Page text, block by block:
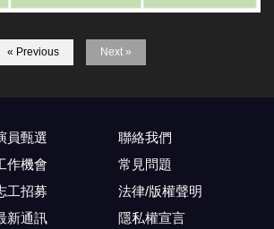
« Previous Next »
員甄選
作機會
工招募
新通訊
聯絡我們
常見問題
法律/版權聲明
隱私權宣言